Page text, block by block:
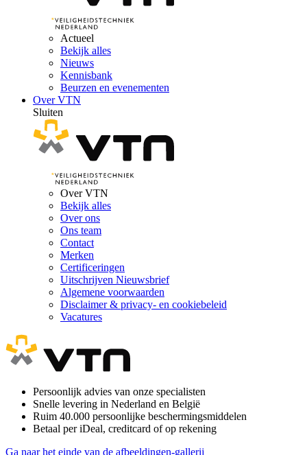
Actueel
Bekijk alles
Nieuws
Kennisbank
Beurzen en evenementen
Over VTN
Sluiten
Over VTN
Bekijk alles
Over ons
Ons team
Contact
Merken
Certificeringen
Uitschrijven Nieuwsbrief
Algemene voorwaarden
Disclaimer & privacy- en cookiebeleid
Vacatures
Persoonlijk advies van onze specialisten
Snelle levering in Nederland en België
Ruim 40.000 persoonlijke beschermingsmiddelen
Betaal per iDeal, creditcard of op rekening
Ga naar het einde van de afbeeldingen-gallerij